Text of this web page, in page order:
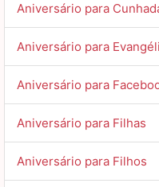
Aniversário para
Aniversário para
Aniversário para
Aniversário para Filhas
Aniversário para Filhos